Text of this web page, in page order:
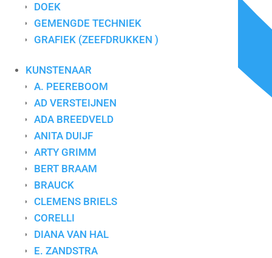
DOEK
GEMENGDE TECHNIEK
GRAFIEK (ZEEFDRUKKEN )
KUNSTENAAR
A. PEEREBOOM
AD VERSTEIJNEN
ADA BREEDVELD
ANITA DUIJF
ARTY GRIMM
BERT BRAAM
BRAUCK
CLEMENS BRIELS
CORELLI
DIANA VAN HAL
E. ZANDSTRA